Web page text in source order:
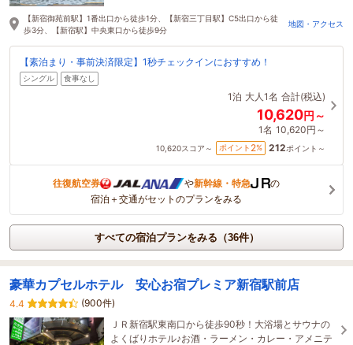
【新宿御苑前駅】1番出口から徒歩1分、【新宿三丁目駅】C5出口から徒
歩3分、【新宿駅】中央東口から徒歩9分
地図・アクセス
【素泊まり・事前決済限定】1秒チェックインにおすすめ！
シングル 食事なし
1泊 大人1名 合計(税込)
10,620円～
1名 10,620円～
10,620スコア～ ポイント 2% 212ポイント～
往復航空券 や新幹線・特急
の
宿泊＋交通がセットのプランをみる
すべての宿泊プランをみる（36件）
豪華カプセルホテル 安心お宿プレミア新宿駅前店
4.4
(900件)
ＪＲ新宿駅東南口から徒歩90秒！大浴場とサウナの
よくばりホテル♪お酒・ラーメン・カレー・アメニテ